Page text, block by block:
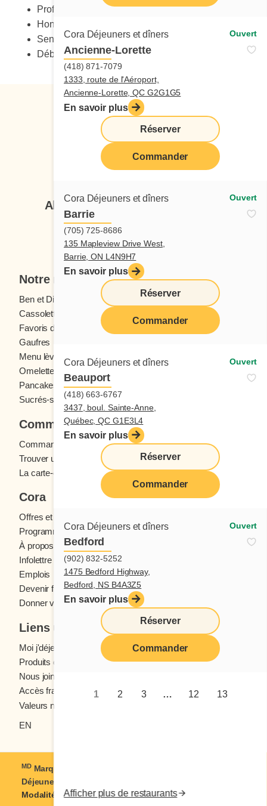
Cora Déjeuners et dîners Ouvert
Ancienne-Lorette
(418) 871-7079
1333, route de l'Aéroport,
Ancienne-Lorette, QC G2G1G5
En savoir plus
Réserver
Commander
Cora Déjeuners et dîners Ouvert
Barrie
(705) 725-8686
135 Mapleview Drive West,
Barrie, ON L4N9H7
En savoir plus
Réserver
Commander
Cora Déjeuners et dîners Ouvert
Beauport
(418) 663-6767
3437, boul. Sainte-Anne,
Québec, QC G1E3L4
En savoir plus
Réserver
Commander
Cora Déjeuners et dîners Ouvert
Bedford
(902) 832-5252
1475 Bedford Highway,
Bedford, NS B4A3Z5
En savoir plus
Réserver
Commander
1 2 3 … 12 13
Afficher plus de restaurants
Professionnalisme et sens des responsabilités
Honnêteté
Sens de l’initiative
Débrouillardise
Suivez-nous
Abonnez-vous à notre infolettre
Notre menu
Ben et Dictine
Boissons
Cassolettes
Favoris des ados
Gaufres
Menu lève-tôt
Oeufs
Omelettes et Crêpomelettes
Pancakes
Sucrés-salés
Commander
Commande en ligne
Trouver un restaurant
La carte-cadeau Cora
Cora
Offres et concours
Programme fidélité Cora
À propos des restaurants Cora
Infolettre Cora
Emplois
Devenir franchisé
Donner votre avis
Liens utiles
Moi j'déjeune (Blogue)
Produits d'épicerie
Nous joindre
Accès franchisés
Valeurs nutritives
EN
MDMarque déposée de Coramark inc. © 2021-2026
Déjeuners et dîners
Modalités d'utilisation|Confidentialité